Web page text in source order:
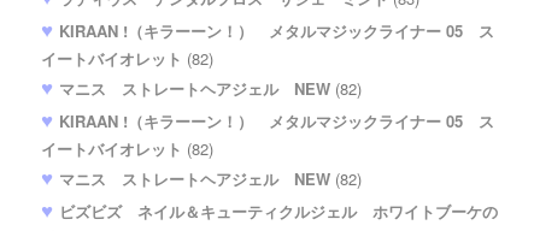
KIRAAN !（キラーーン！） メタルマジックライナー 05 ス
イートバイオレット (82)
マニス ストレートヘアジェル NEW (82)
KIRAAN !（キラーーン！） メタルマジックライナー 05 ス
イートバイオレット (82)
マニス ストレートヘアジェル NEW (82)
ビズビズ ネイル＆キューティクルジェル ホワイトブーケの